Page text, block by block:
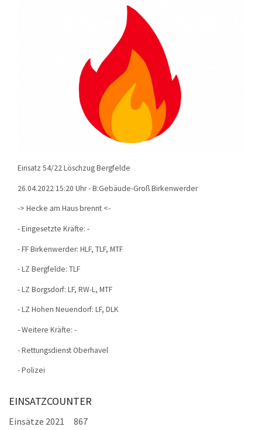
TECHNIK
EINSÄTZE
Einsatz 54/22 Löschzug Bergfelde
26.04.2022 15:20 Uhr - B:Gebäude-Groß Birkenwerder
-> Hecke am Haus brennt <-
- Eingesetzte Kräfte: -
- FF Birkenwerder: HLF, TLF, MTF
- LZ Bergfelde: TLF
- LZ Borgsdorf: LF, RW-L, MTF
- LZ Hohen Neuendorf: LF, DLK
- Weitere Kräfte: -
- Rettungsdienst Oberhavel
- Polizei
EINSATZCOUNTER
Einsätze 2021 867